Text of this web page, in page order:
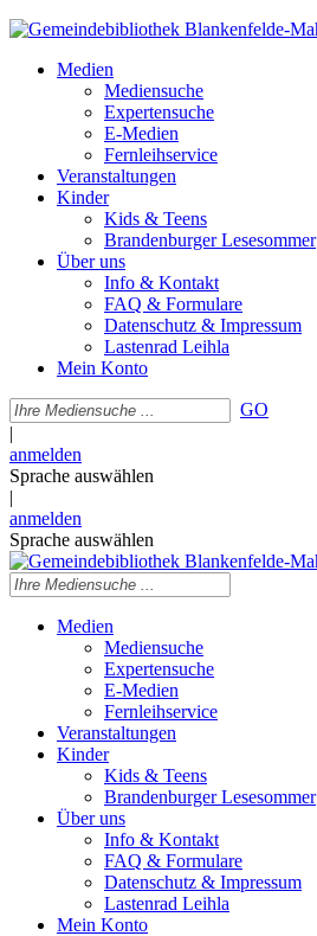
Medien
Mediensuche
Expertensuche
E-Medien
Fernleihservice
Veranstaltungen
Kinder
Kids & Teens
Brandenburger Lesesommer
Über uns
Info & Kontakt
FAQ & Formulare
Datenschutz & Impressum
Lastenrad Leihla
Mein Konto
GO
|
anmelden
Sprache auswählen
|
anmelden
Sprache auswählen
Medien
Mediensuche
Expertensuche
E-Medien
Fernleihservice
Veranstaltungen
Kinder
Kids & Teens
Brandenburger Lesesommer
Über uns
Info & Kontakt
FAQ & Formulare
Datenschutz & Impressum
Lastenrad Leihla
Mein Konto